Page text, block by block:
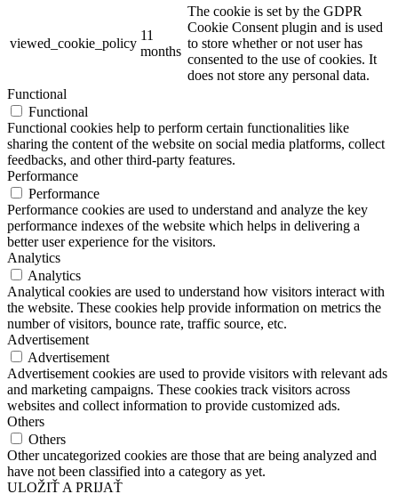
viewed_cookie_policy
11
months
The cookie is set by the GDPR
Cookie Consent plugin and is used
to store whether or not user has
consented to the use of cookies. It
does not store any personal data.
Functional
Functional
Functional cookies help to perform certain functionalities like
sharing the content of the website on social media platforms, collect
feedbacks, and other third-party features.
Performance
Performance
Performance cookies are used to understand and analyze the key
performance indexes of the website which helps in delivering a
better user experience for the visitors.
Analytics
Analytics
Analytical cookies are used to understand how visitors interact with
the website. These cookies help provide information on metrics the
number of visitors, bounce rate, traffic source, etc.
Advertisement
Advertisement
Advertisement cookies are used to provide visitors with relevant ads
and marketing campaigns. These cookies track visitors across
websites and collect information to provide customized ads.
Others
Others
Other uncategorized cookies are those that are being analyzed and
have not been classified into a category as yet.
ULOŽIŤ A PRIJAŤ